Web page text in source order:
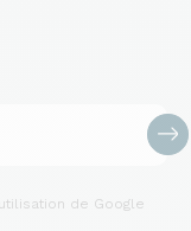
de Google